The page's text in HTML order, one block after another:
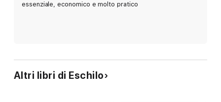
essenziale, economico e molto pratico
Altri libri di Eschilo